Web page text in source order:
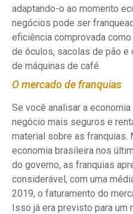
adaptando-o ao momento
negócios pode ser
eficiência comprovada
de óculos, sacolas de pão
de máquinas de café.
O mercado de franquias
Se você analisar a
negócio mais seguros e
material sobre as franquias.
economia brasileira nos
do governo, as franquias
considerável, com uma
2019, o faturamento do
Isso já era previsto para